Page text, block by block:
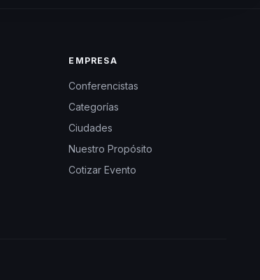
EMPRESA
Conferencistas
Categorías
Ciudades
Nuestro Propósito
Cotizar Evento